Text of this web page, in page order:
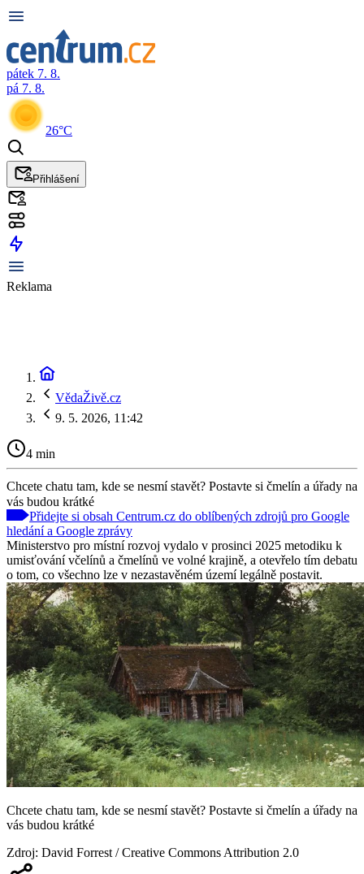
pátek 7. 8.
pá 7. 8.
26°C
Přihlášení
Reklama
VědaŽivě.cz
9. 5. 2026, 11:42
4 min
Chcete chatu tam, kde se nesmí stavět? Postavte si čmelín a úřady na
vás budou krátké
Přidejte si obsah Centrum.cz do oblíbených zdrojů pro Google
hledání a Google zprávy
Ministerstvo pro místní rozvoj vydalo v prosinci 2025 metodiku k
umisťování včelínů a čmelínů ve volné krajině, a otevřelo tím debatu
o tom, co všechno lze v nezastavěném území legálně postavit.
Chcete chatu tam, kde se nesmí stavět? Postavte si čmelín a úřady na
vás budou krátké
Zdroj: David Forrest / Creative Commons Attribution 2.0